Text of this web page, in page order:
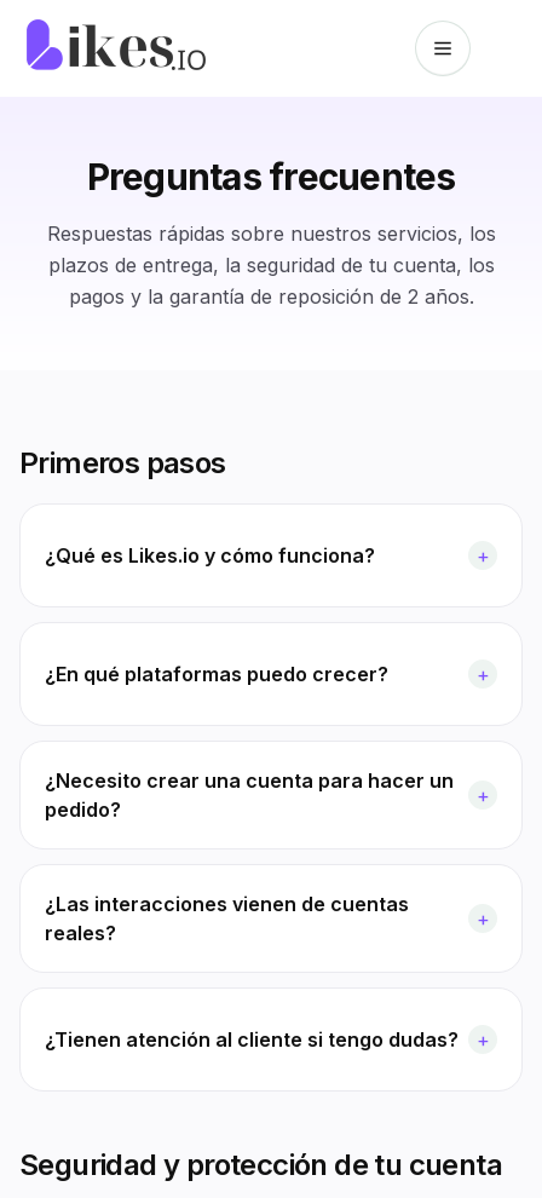
Saltar al contenido
Preguntas frecuentes
Respuestas rápidas sobre nuestros servicios, los
plazos de entrega, la seguridad de tu cuenta, los
pagos y la garantía de reposición de 2 años.
Primeros pasos
¿Qué es Likes.io y cómo funciona? +
¿En qué plataformas puedo crecer? +
¿Necesito crear una cuenta para hacer un
pedido?
+
¿Las interacciones vienen de cuentas
reales?
+
¿Tienen atención al cliente si tengo dudas? +
Seguridad y protección de tu cuenta